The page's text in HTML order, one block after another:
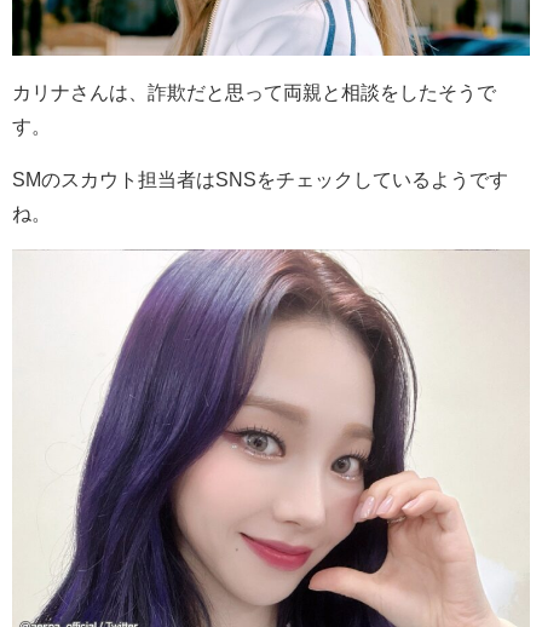
カリナさんは、詐欺だと思って両親と相談をしたそうで
す。
SMのスカウト担当者はSNSをチェックしているようです
ね。